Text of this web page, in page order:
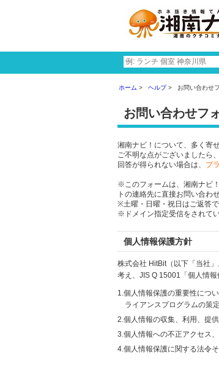
ホーム ヘルプ お問い合わせ
お問い合わせフ
湘南ナビ！について、多く寄
ご不明な点がございましたら
回答が得られない場合は、 プ
※このフォームは、湘南ナビ
トの連絡先に直接お問い合わ
※土曜・日曜・祝日はご返答
※ドメイン指定受信をされて
個人情報保護方針
株式会社 HitBit（以下「当社
考え、JIS Q 15001「個人情
1.個人情報保護の重要性につ
ライアンスプログラムの策
2.個人情報の収集、利用、提
3.個人情報への不正アクセス
4.個人情報保護に関する法令